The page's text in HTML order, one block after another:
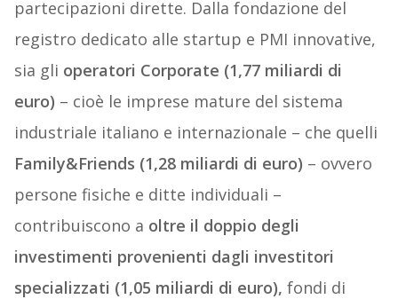
partecipazioni dirette. Dalla fondazione del
registro dedicato alle startup e PMI innovative,
sia gli operatori Corporate (1,77 miliardi di
euro) – cioè le imprese mature del sistema
industriale italiano e internazionale – che quelli
Family&Friends (1,28 miliardi di euro) – ovvero
persone fisiche e ditte individuali –
contribuiscono a oltre il doppio degli
investimenti provenienti dagli investitori
specializzati (1,05 miliardi di euro), fondi di